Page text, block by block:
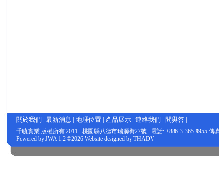
關於我們 | 最新消息 | 地理位置| 產品展示| 連絡我們 | 問與答|
千毓實業版權所有 2011 桃園縣八德市瑞源街27號 電話: +886-3-365-9955 傳
Powered by JWA1.2 ©2026 Website designed by THADV